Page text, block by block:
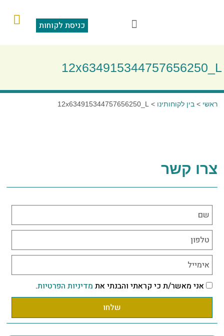
כניסת לקוחות
12x634915344757656250_L
ראשי >בין לקוחותינו >
12x634915344757656250_L
צרו קשר
אני מאשר/ת כי קראתי והבנתי את מדיניות הפרטיות.
שלחו